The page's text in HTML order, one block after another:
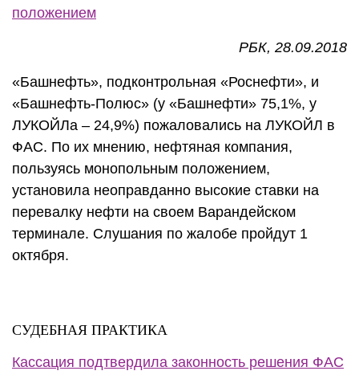
положением
РБК, 28.09.2018
«Башнефть», подконтрольная «Роснефти», и
«Башнефть-Полюс» (у «Башнефти» 75,1%, у
ЛУКОЙЛа – 24,9%) пожаловались на ЛУКОЙЛ в
ФАС. По их мнению, нефтяная компания,
пользуясь монопольным положением,
установила неоправданно высокие ставки на
перевалку нефти на своем Варандейском
терминале. Слушания по жалобе пройдут 1
октября.
СУДЕБНАЯ ПРАКТИКА
Кассация подтвердила законность решения ФАС